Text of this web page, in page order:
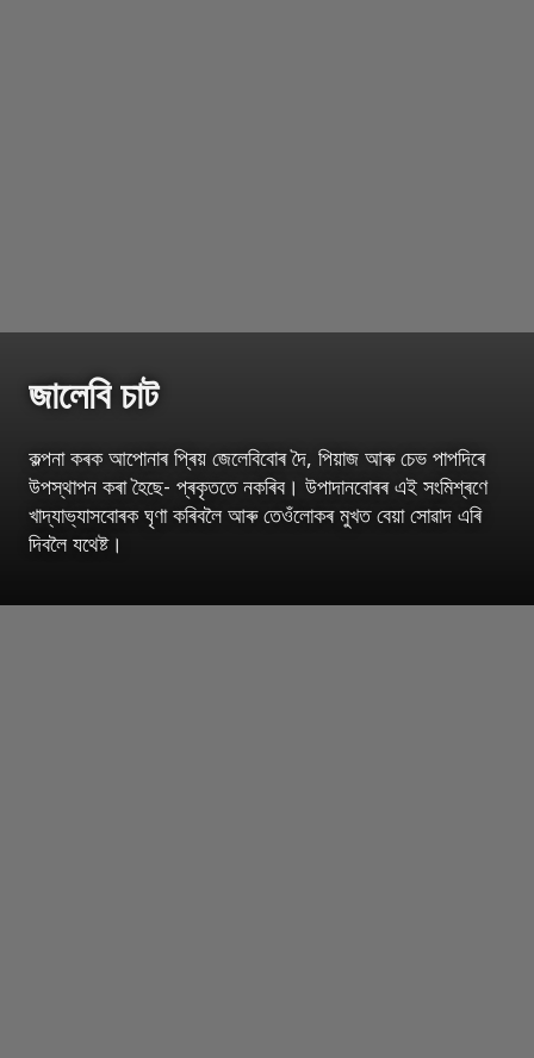
জালেবি চাট
কল্পনা কৰক আপোনাৰ প্ৰিয় জেলেবিবোৰ দৈ, পিয়াজ আৰু চেভ পাপদিৰে
উপস্থাপন কৰা হৈছে- প্ৰকৃততে নকৰিব। উপাদানবোৰৰ এই সংমিশ্ৰণে
খাদ্যাভ্যাসবোৰক ঘৃণা কৰিবলৈ আৰু তেওঁলোকৰ মুখত বেয়া সোৱাদ এৰি
দিবলৈ যথেষ্ট।